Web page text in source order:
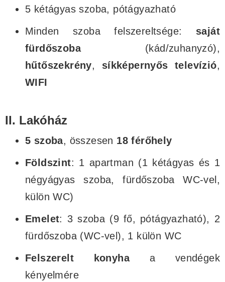
5 kétágyas szoba, pótágyazható
Minden szoba felszereltsége: saját
fürdőszoba(kád/zuhanyzó),
hűtőszekrény, síkképernyős televízió,
WIFI
II. Lakóház
5 szoba, összesen 18 férőhely
Földszint: 1 apartman (1 kétágyas és 1
négyágyas szoba, fürdőszoba WC-vel,
külön WC)
Emelet: 3 szoba (9 fő, pótágyazható), 2
fürdőszoba (WC-vel), 1 külön WC
Felszerelt konyhaa vendégek
kényelmére